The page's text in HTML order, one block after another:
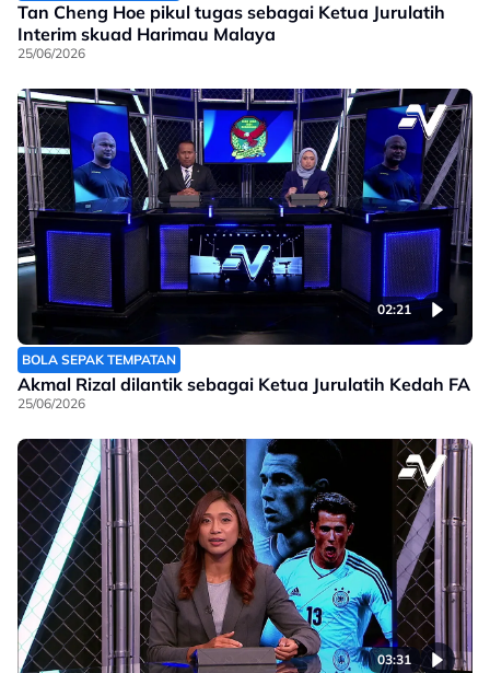
Tan Cheng Hoe pikul tugas sebagai Ketua Jurulatih
Interim skuad Harimau Malaya
25/06/2026
02:21
BOLA SEPAK TEMPATAN
Akmal Rizal dilantik sebagai Ketua Jurulatih Kedah FA
25/06/2026
03:31